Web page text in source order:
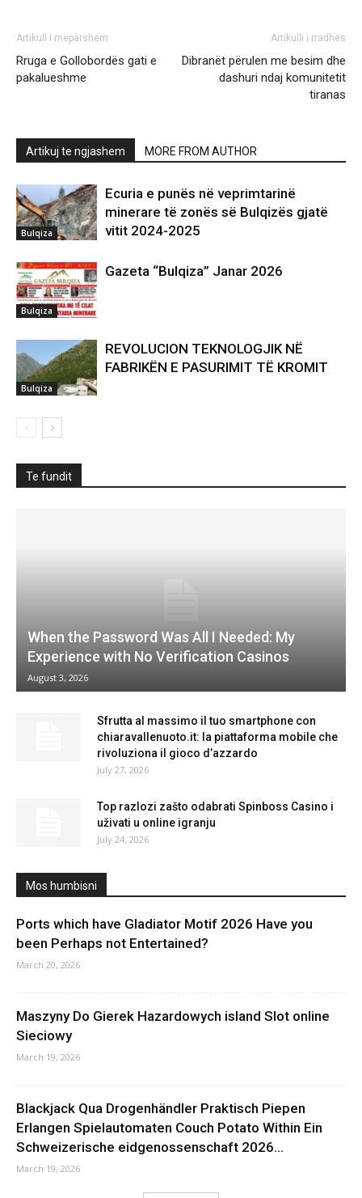
Artikull i meparshem
Rruga e Gollobordës gati e
pakalueshme
Artikulli i rradhes
Dibranët përulen me besim dhe
dashuri ndaj komunitetit
tiranas
Artikuj te ngjashem MORE FROM AUTHOR
Bulqiza
Ecuria e punës në veprimtarinë
minerare të zonës së Bulqizës gjatë
vitit 2024-2025
Bulqiza
Gazeta “Bulqiza” Janar 2026
Bulqiza
REVOLUCION TEKNOLOGJIK NË
FABRIKËN E PASURIMIT TË KROMIT
Te fundit
When the Password Was All I Needed: My
Experience with No Verification Casinos
August 3, 2026
Sfrutta al massimo il tuo smartphone con
chiaravallenuoto.it: la piattaforma mobile che
rivoluziona il gioco d’azzardo
July 27, 2026
Top razlozi zašto odabrati Spinboss Casino i
uživati u online igranju
July 24, 2026
Mos humbisni
Ports which have Gladiator Motif 2026 Have you
been Perhaps not Entertained?
March 20, 2026
Maszyny Do Gierek Hazardowych island Slot online
Sieciowy
March 19, 2026
Blackjack Qua Drogenhändler Praktisch Piepen
Erlangen Spielautomaten Couch Potato Within Ein
Schweizerische eidgenossenschaft 2026...
March 19, 2026